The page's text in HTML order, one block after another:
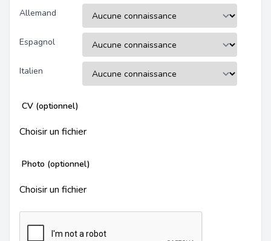
Allemand
Espagnol
Italien
CV (optionnel)
Choisir un fichier
Photo (optionnel)
Choisir un fichier